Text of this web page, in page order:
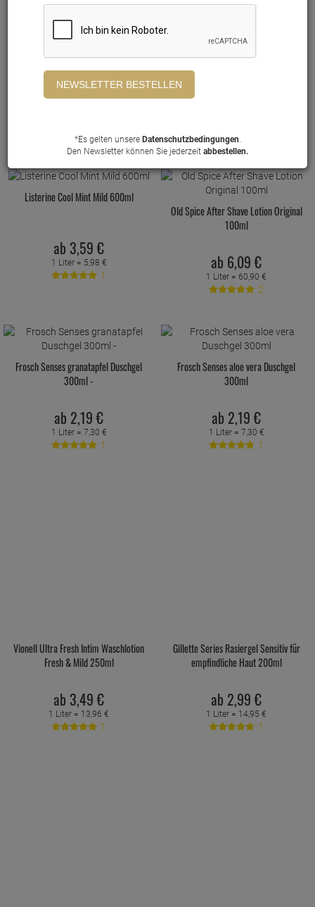
mit Reinigungsflüssigkeit 170ml
6,19€
3,19€
Listerine Cool Mint Mild 600ml
ab 3,59 €
1 Liter = 5,98 €
1
Old Spice After Shave Lotion Original
100ml
ab 6,09 €
1 Liter = 60,90 €
2
Frosch Senses granatapfel Duschgel
300ml -
ab 2,19 €
1 Liter = 7,30 €
1
Frosch Senses aloe vera Duschgel
300ml
ab 2,19 €
1 Liter = 7,30 €
1
Vionell Ultra Fresh Intim Waschlotion
Fresh & Mild 250ml
ab 3,49 €
1 Liter = 13,96 €
1
Gillette Series Rasiergel Sensitiv für
empfindliche Haut 200ml
ab 2,99 €
1 Liter = 14,95 €
1
*Es gelten unsere Datenschutzbedingungen.
Den Newsletter können Sie jederzeit abbestellen.